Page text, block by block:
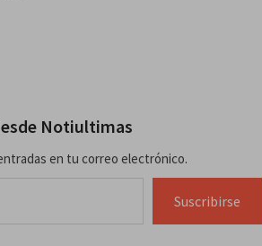
Notiultimas
en tu correo electrónico.
Suscribirse